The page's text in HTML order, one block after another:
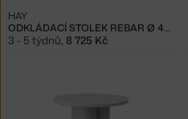
ODKLÁDACÍ STOLEK REBAR Ø 45, BLACK/MARBLE
HAY
3 - 5 týdnů, 8 725 Kč